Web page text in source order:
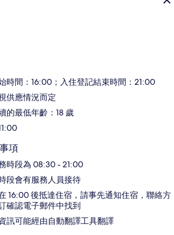
時間：16:00；入住登記結束時間：21:00
供應情況而定
的最低年齡：18 歲
項
時段為 08:30 - 21:00
段會有服務人員接待
16:00 後抵達住宿，請事先通知住宿，聯絡方
確認電子郵件中找到
訊可能經由自動翻譯工具翻譯